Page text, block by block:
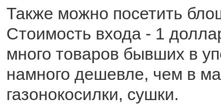
Также можно посетить
Стоимость входа - 1
много товаров бывших в
намного дешевле, чем в
газонокосилки, сушки.